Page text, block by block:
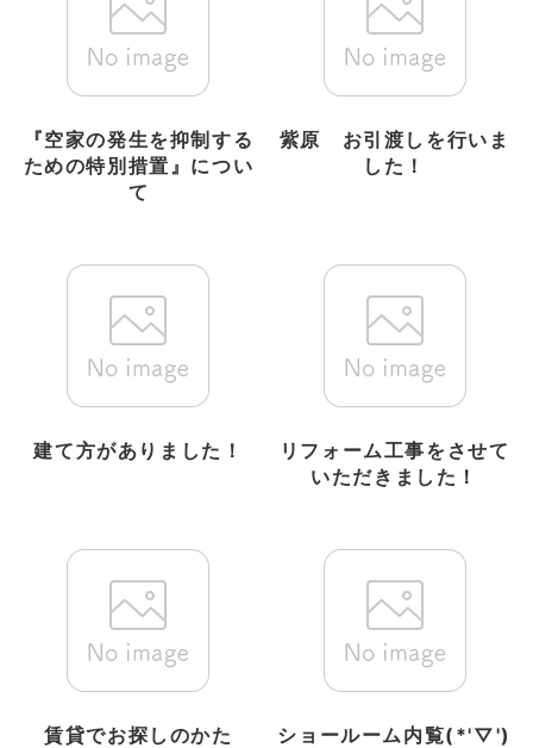
『空家の発生を抑制する
ための特別措置』につい
て
紫原 お引渡しを行いま
した！
建て方がありました！
リフォーム工事をさせて
いただきました！
賃貸でお探しのかた
ショールーム内覧(*'▽')